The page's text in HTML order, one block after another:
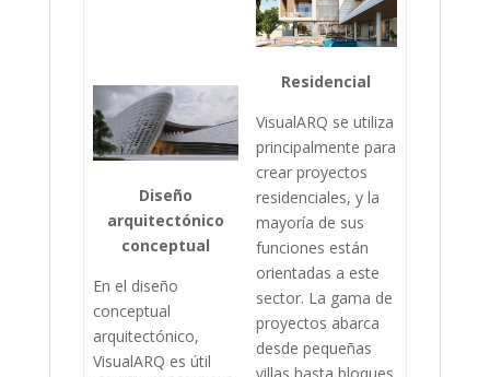
Diseño
arquitectónico
conceptual
En el diseño
conceptual
arquitectónico,
VisualARQ es útil
Residencial
VisualARQ se utiliza
principalmente para
crear proyectos
residenciales, y la
mayoría de sus
funciones están
orientadas a este
sector. La gama de
proyectos abarca
desde pequeñas